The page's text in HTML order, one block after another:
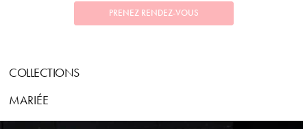
PRENEZ RENDEZ-VOUS
COLLECTIONS
MARIÉE